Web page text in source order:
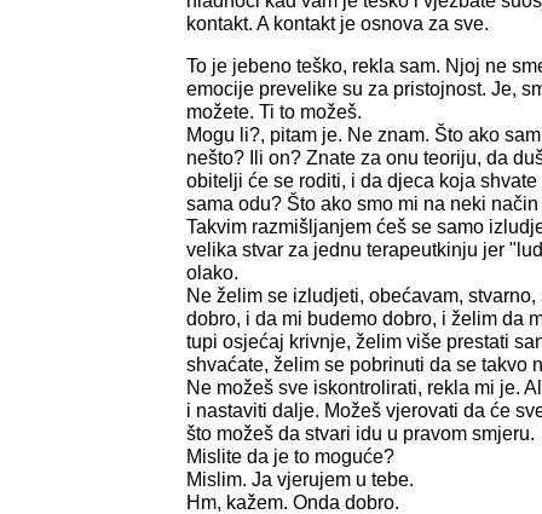
kontakt. A kontakt je osnova za sve.
To je jebeno teško, rekla sam. Njoj ne
emocije prevelike su za pristojnost. Je,
možete. Ti to možeš.
Mogu li?, pitam je. Ne znam. Što ako
nešto? Ili on? Znate za onu teoriju, da
obitelji će se roditi, i da djeca koja
sama odu? Što ako smo mi na neki
Takvim razmišljanjem ćeš se samo
velika stvar za jednu terapeutkinju jer
olako.
Ne želim se izludjeti, obećavam,
dobro, i da mi budemo dobro, i želim da
tupi osjećaj krivnje, želim više prestati
shvaćate, želim se pobrinuti da se takvo
Ne možeš sve iskontrolirati, rekla mi je.
i nastaviti dalje. Možeš vjerovati da će
što možeš da stvari idu u pravom smjeru.
Mislite da je to moguće?
Mislim. Ja vjerujem u tebe.
Hm, kažem. Onda dobro.